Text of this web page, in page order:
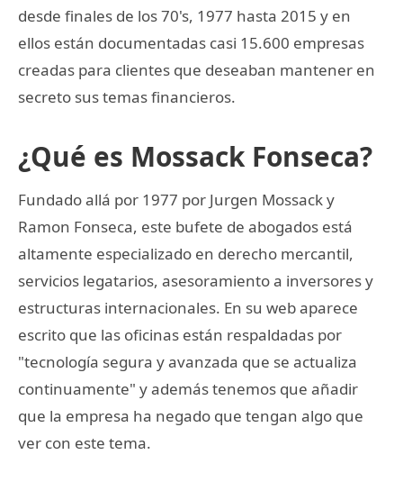
desde finales de los 70's, 1977 hasta 2015 y en
ellos están documentadas casi 15.600 empresas
creadas para clientes que deseaban mantener en
secreto sus temas financieros.
¿Qué es Mossack Fonseca?
Fundado allá por 1977 por Jurgen Mossack y
Ramon Fonseca, este bufete de abogados está
altamente especializado en derecho mercantil,
servicios legatarios, asesoramiento a inversores y
estructuras internacionales. En su web aparece
escrito que las oficinas están respaldadas por
"tecnología segura y avanzada que se actualiza
continuamente" y además tenemos que añadir
que la empresa ha negado que tengan algo que
ver con este tema.